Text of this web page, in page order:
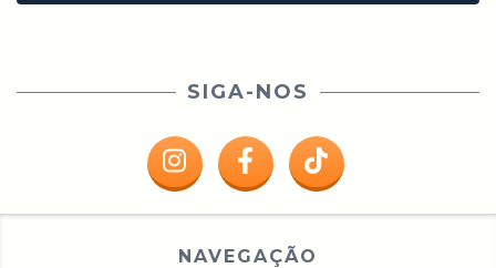
SIGA-NOS
NAVEGAÇÃO